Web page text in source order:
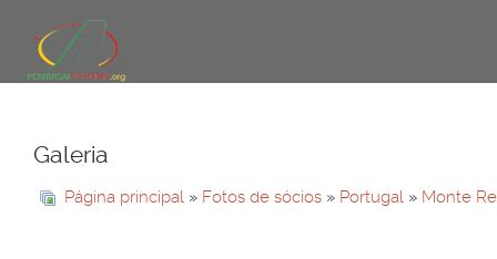
Galeria
Página principal » Fotos de sócios » Portugal » Monte